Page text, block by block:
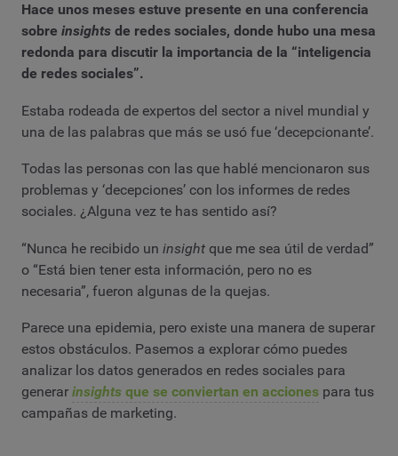
Hace unos meses estuve presente en una conferencia
sobre insights de redes sociales, donde hubo una mesa
redonda para discutir la importancia de la “inteligencia
de redes sociales”.
Estaba rodeada de expertos del sector a nivel mundial y
una de las palabras que más se usó fue ‘decepcionante’.
Todas las personas con las que hablé mencionaron sus
problemas y ‘decepciones’ con los informes de redes
sociales. ¿Alguna vez te has sentido así?
“Nunca he recibido un insight que me sea útil de verdad”
o “Está bien tener esta información, pero no es
necesaria”, fueron algunas de la quejas.
Parece una epidemia, pero existe una manera de superar
estos obstáculos. Pasemos a explorar cómo puedes
analizar los datos generados en redes sociales para
generar insights que se conviertan en acciones para tus
campañas de marketing.